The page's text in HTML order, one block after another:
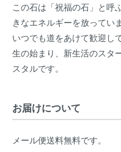
この石は「祝福の石」と呼
きなエネルギーを放ってい
いつでも道をあけて歓迎し
生の始まり、新生活のスタ
スタルです。
お届けについて
メール便送料無料です。